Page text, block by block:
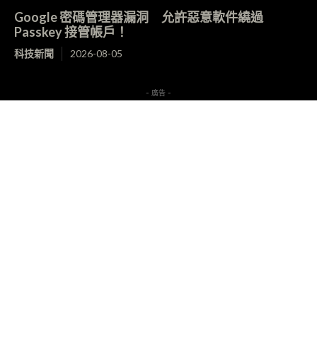
Google 密碼管理器漏洞 允許惡意軟件繞過
Passkey 接管帳戶！
科技新聞 2026-08-05
- 廣告 -